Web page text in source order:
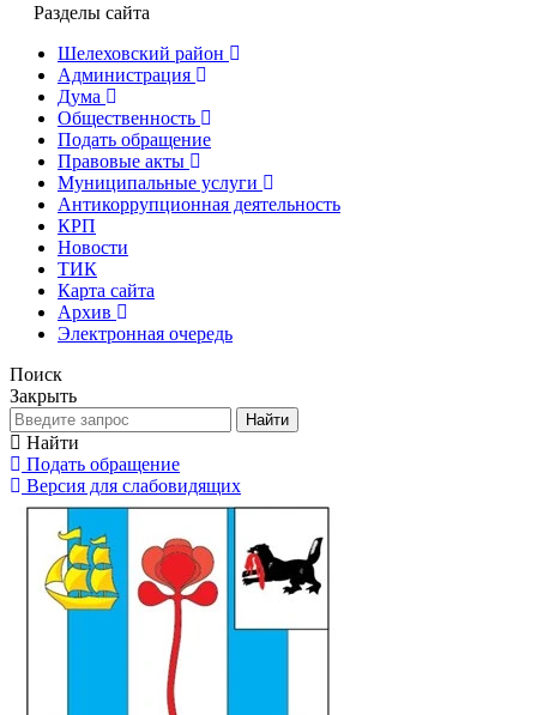
Разделы сайта
Шелеховский район
Администрация
Дума
Общественность
Подать обращение
Правовые акты
Муниципальные услуги
Антикоррупционная деятельность
КРП
Новости
ТИК
Карта сайта
Архив
Электронная очередь
Поиск
Закрыть
Найти
Найти
Подать обращение
Версия для слабовидящих